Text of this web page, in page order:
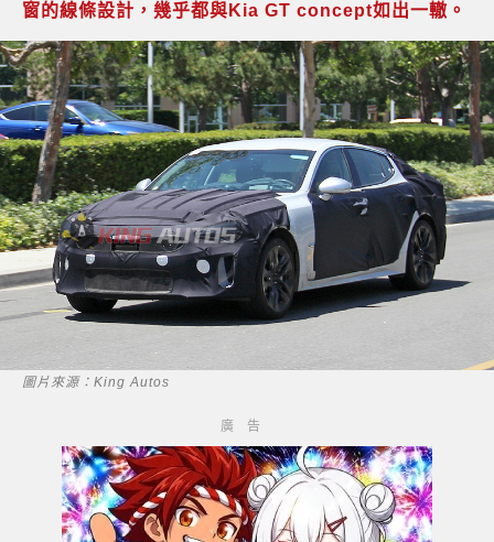
窗的線條設計，幾乎都與Kia GT concept如出一轍。
圖片來源：King Autos